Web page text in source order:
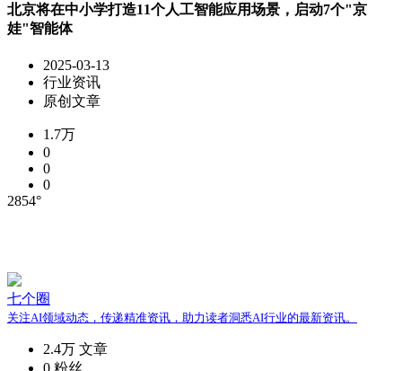
北京将在中小学打造11个人工智能应用场景，启动7个"京
娃"智能体
2025-03-13
行业资讯
原创文章
1.7万
0
0
0
2854°
七个圈
关注AI领域动态，传递精准资讯，助力读者洞悉AI行业的最新资讯。
2.4万 文章